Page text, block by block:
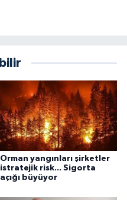
Orman yangınları şirketler
istratejik risk... Sigorta
açığı büyüyor